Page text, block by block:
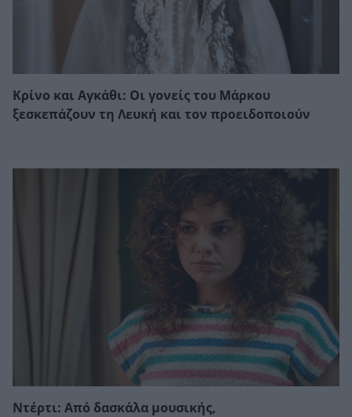
Κρίνο και Αγκάθι: Οι γονείς του Μάρκου
ξεσκεπάζουν τη Λευκή και τον προειδοποιούν
Ντέρτι: Από δασκάλα μουσικής,